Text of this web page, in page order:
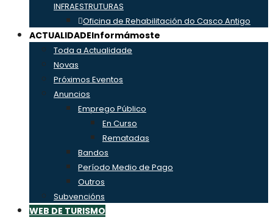
INFRAESTRUTURAS
Oficina de Rehabilitación do Casco Antigo
ACTUALIDADEInformámoste
Toda a Actualidade
Novas
Próximos Eventos
Anuncios
Emprego Público
En Curso
Rematadas
Bandos
Período Medio de Pago
Outros
Subvencións
WEB DE TURISMO